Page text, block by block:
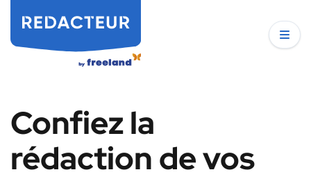
Confiez la
rédaction de vos